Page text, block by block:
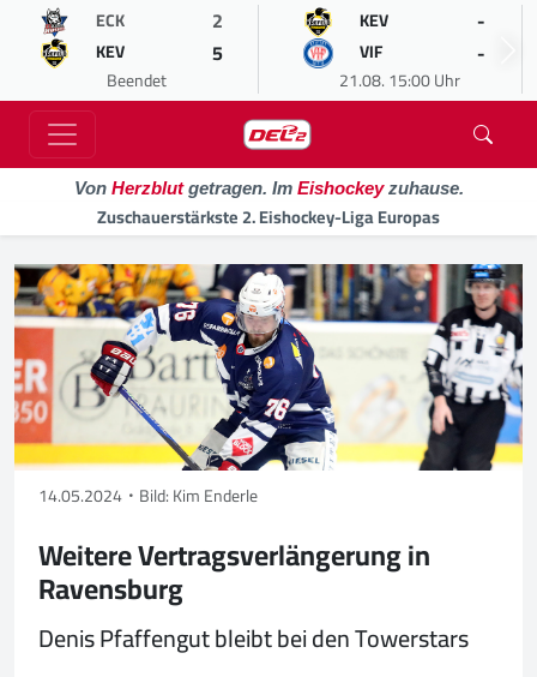
ECK 2
KEV 5
Beendet
KEV -
VIF -
21.08. 15:00 Uhr
Von Herzblutgetragen. Im Eishockeyzuhause.
Zuschauerstärkste 2. Eishockey-Liga Europas
14.05.2024 Bild: Kim Enderle
Weitere Vertragsverlängerung in
Ravensburg
Denis Pfaffengut bleibt bei den Towerstars